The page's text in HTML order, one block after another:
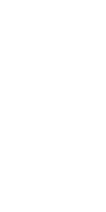
o respetivo